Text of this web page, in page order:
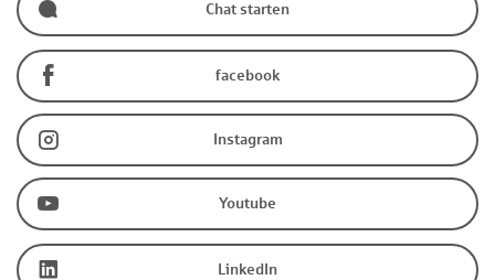
Chat starten
facebook
Instagram
Youtube
LinkedIn